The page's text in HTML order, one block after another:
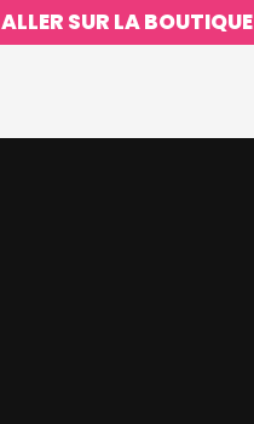
ALLER SUR LA BOUTIQUE